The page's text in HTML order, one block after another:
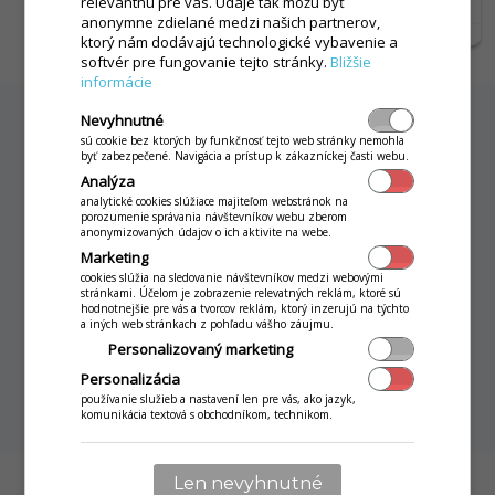
Online webinár
Ako vyťažiť z funkcionality maximum, čo
vám ponúka a ako ju správne nastaviť?
Pozrite si náš video návod.
POZRIEŤ WEBINÁR
anonymne zdielané medzi našich partnerov,
ktorý nám dodávajú technologické vybavenie a
softvér pre fungovanie tejto stránky.Bližšie
informácie
Nevyhnutné
sú cookie bez ktorých by funkčnosť tejto web stránky nemohla
byť zabezpečené. Navigácia a prístup k zákazníckej časti webu.
Analýza
analytické cookies slúžiace majiteľom webstránok na
porozumenie správania návštevníkov webu zberom
anonymizovaných údajov o ich aktivite na webe.
Marketing
cookies slúžia na sledovanie návštevníkov medzi webovými
stránkami. Účelom je zobrazenie relevatných reklám, ktoré sú
hodnotnejšie pre vás a tvorcov reklám, ktorý inzerujú na týchto
a iných web stránkach z pohľadu vášho záujmu.
Personalizovaný marketing
Personalizácia
používanie služieb a nastavení len pre vás, ako jazyk,
komunikácia textová s obchodníkom, technikom.
Len nevyhnutné